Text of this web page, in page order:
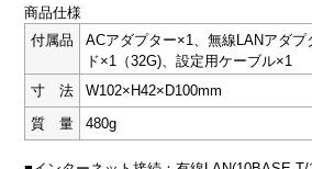
商品仕様
付属品
ACアダプター×1、無線LANアダ
ド×1（32G)、設定用ケーブル×1
寸 法
W102×H42×D100mm
質 量
480g